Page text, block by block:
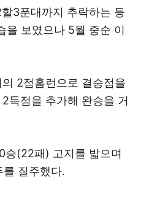
3푼대까지 추락하는 등
을 보였으나 5월 중순 이
2점홈런으로 결승점을
득점을 추가해 완승을 거
승(22패) 고지를 밟으며
질주했다.